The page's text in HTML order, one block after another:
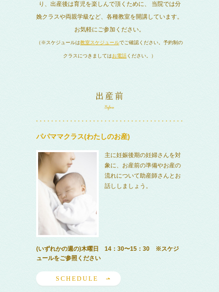
り、出産後は育児を楽しんで頂くために、
当院では分
娩クラスや両親学級など、各種教室を開講しています。
お気軽にご参加ください。
（※スケジュールは教室スケジュールでご確認ください。予約制の
クラスにつきましてはお電話ください。）
パパママクラス(わたしのお産)
主に妊娠後期の妊婦さんを対
象に、お産前の準備やお産の
流れについて助産師さんとお
話ししましょう。
(いずれかの週の)木曜日 14：30〜15：30 ※スケジ
ュールをご参照ください
SCHEDULE